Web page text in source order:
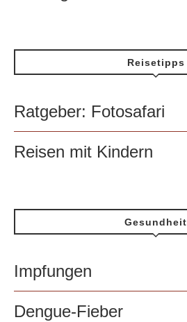
Reisetipps
Ratgeber: Fotosafari
Reisen mit Kindern
Gesundheit
Impfungen
Dengue-Fieber